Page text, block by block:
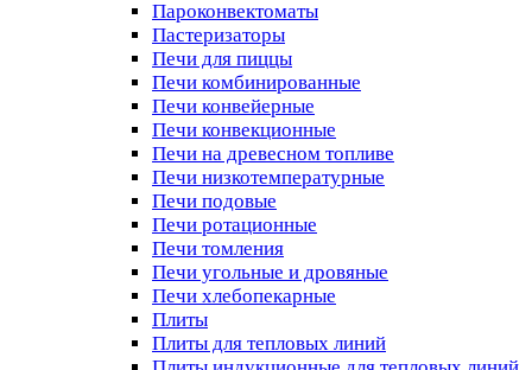
Пароконвектоматы
Пастеризаторы
Печи для пиццы
Печи комбинированные
Печи конвейерные
Печи конвекционные
Печи на древесном топливе
Печи низкотемпературные
Печи подовые
Печи ротационные
Печи томления
Печи угольные и дровяные
Печи хлебопекарные
Плиты
Плиты для тепловых линий